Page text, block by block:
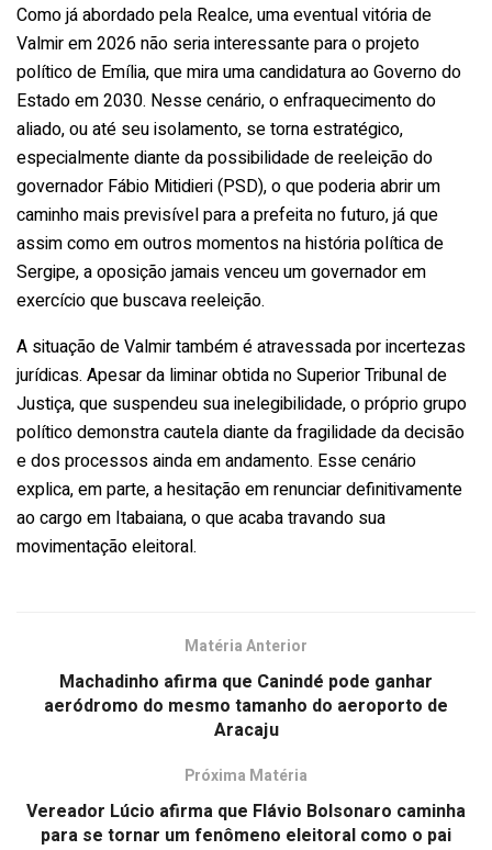
Como já abordado pela Realce, uma eventual vitória de
Valmir em 2026 não seria interessante para o projeto
político de Emília, que mira uma candidatura ao Governo do
Estado em 2030. Nesse cenário, o enfraquecimento do
aliado, ou até seu isolamento, se torna estratégico,
especialmente diante da possibilidade de reeleição do
governador Fábio Mitidieri (PSD), o que poderia abrir um
caminho mais previsível para a prefeita no futuro, já que
assim como em outros momentos na história política de
Sergipe, a oposição jamais venceu um governador em
exercício que buscava reeleição.
A situação de Valmir também é atravessada por incertezas
jurídicas. Apesar da liminar obtida no Superior Tribunal de
Justiça, que suspendeu sua inelegibilidade, o próprio grupo
político demonstra cautela diante da fragilidade da decisão
e dos processos ainda em andamento. Esse cenário
explica, em parte, a hesitação em renunciar definitivamente
ao cargo em Itabaiana, o que acaba travando sua
movimentação eleitoral.
Matéria Anterior
Machadinho afirma que Canindé pode ganhar
aeródromo do mesmo tamanho do aeroporto de
Aracaju
Próxima Matéria
Vereador Lúcio afirma que Flávio Bolsonaro caminha
para se tornar um fenômeno eleitoral como o pai